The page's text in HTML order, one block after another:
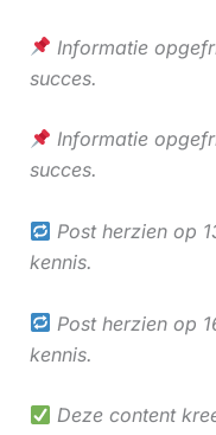
Informatie
succes.
Informatie
succes.
Post herzien op
kennis.
Post herzien op
kennis.
Deze content